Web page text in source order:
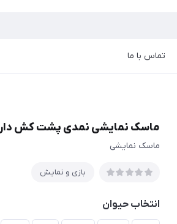
تماس با ما
ماسک نمایشی نمدی پشت کش دار
ماسک نمایشی
بازی و نمایش
انتخاب حیوان